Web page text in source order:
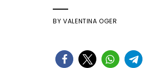
BYVALENTINA OGER